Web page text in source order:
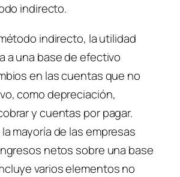
indirecto.
indirecto, la utilidad
a una base de efectivo
en las cuentas que no
como depreciación,
y cuentas por pagar.
mayoría de las empresas
netos sobre una base
varios elementos no